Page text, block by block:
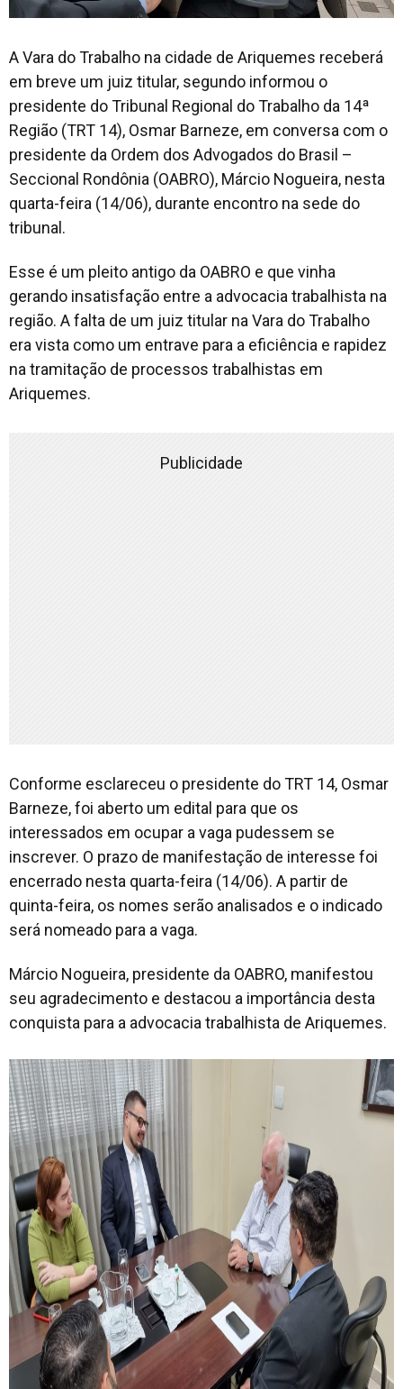
A Vara do Trabalho na cidade de Ariquemes receberá
em breve um juiz titular, segundo informou o
presidente do Tribunal Regional do Trabalho da 14ª
Região (TRT 14), Osmar Barneze, em conversa com o
presidente da Ordem dos Advogados do Brasil –
Seccional Rondônia (OABRO), Márcio Nogueira, nesta
quarta-feira (14/06), durante encontro na sede do
tribunal.
Esse é um pleito antigo da OABRO e que vinha
gerando insatisfação entre a advocacia trabalhista na
região. A falta de um juiz titular na Vara do Trabalho
era vista como um entrave para a eficiência e rapidez
na tramitação de processos trabalhistas em
Ariquemes.
Publicidade
Conforme esclareceu o presidente do TRT 14, Osmar
Barneze, foi aberto um edital para que os
interessados em ocupar a vaga pudessem se
inscrever. O prazo de manifestação de interesse foi
encerrado nesta quarta-feira (14/06). A partir de
quinta-feira, os nomes serão analisados e o indicado
será nomeado para a vaga.
Márcio Nogueira, presidente da OABRO, manifestou
seu agradecimento e destacou a importância desta
conquista para a advocacia trabalhista de Ariquemes.